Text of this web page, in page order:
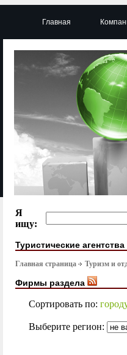
Главная
Я
ищу:
Туристические агентства
Главная страница Туризм и
Фирмы раздела
Сортировать по:
Выберите регион: